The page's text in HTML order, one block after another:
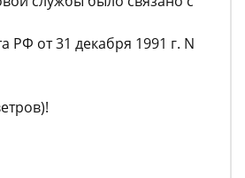
РФ от 31 декабря 1991 г. N